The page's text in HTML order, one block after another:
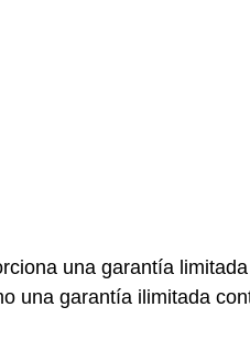
una garantía
una garantía ilimitada